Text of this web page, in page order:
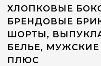
ХЛОПКОВЫЕ
БРЕНДОВЫЕ
ШОРТЫ,
БЕЛЬЕ,
ПЛЮС